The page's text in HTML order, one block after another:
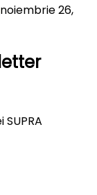
noiembrie 26,